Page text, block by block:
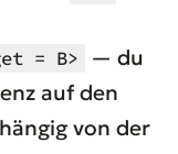
= B>
— du
auf den
von der